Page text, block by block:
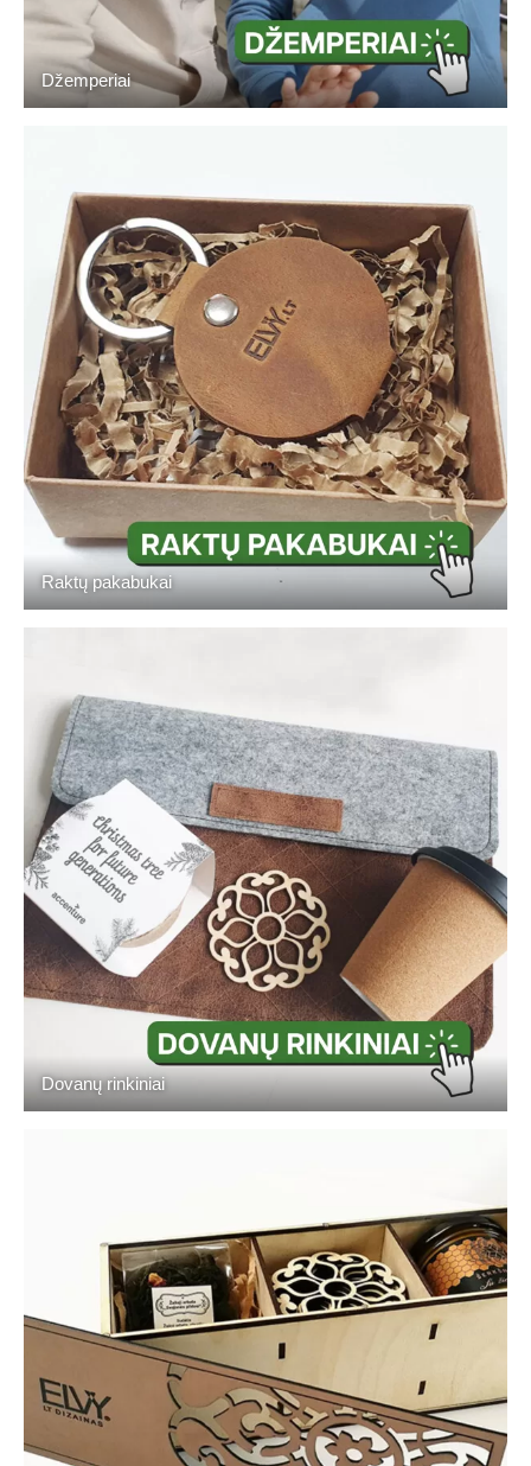
Džemperiai
Raktų pakabukai
Dovanų rinkiniai